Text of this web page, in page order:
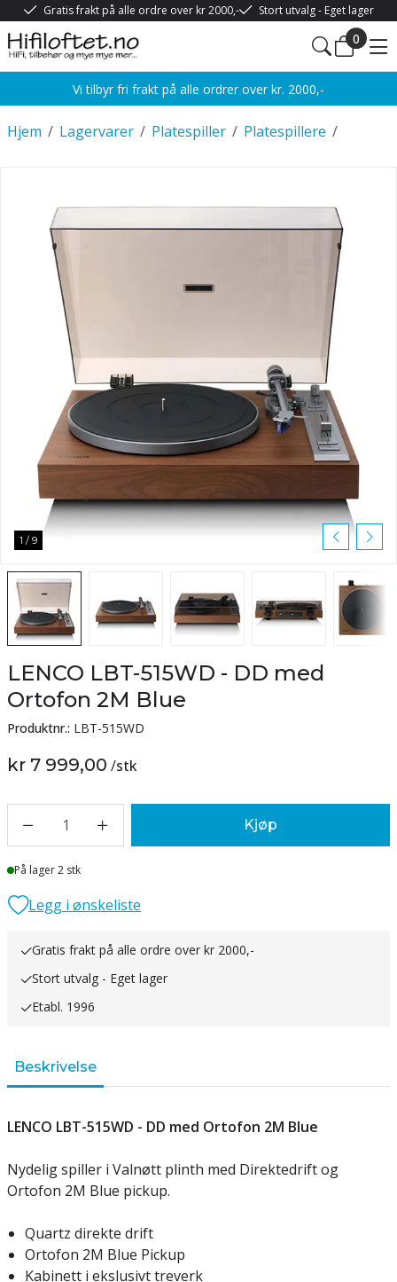
Gratis frakt på alle ordre over kr 2000,- Stort utvalg - Eget lager
0
Vi tilbyr fri frakt på alle ordrer over kr. 2000,-
/
Hjem /
Lagervarer /
Platespiller /
Platespillere
1 / 9
LENCO LBT-515WD - DD med
Ortofon 2M Blue
Produktnr.: LBT-515WD
kr 7 999,00 /stk
1 Kjøp
Lager
På lager 2 stk
Legg i ønskeliste
Gratis frakt på alle ordre over kr 2000,-
Stort utvalg - Eget lager
Etabl. 1996
Beskrivelse
LENCO LBT-515WD - DD med Ortofon 2M Blue
Nydelig spiller i Valnøtt plinth med Direktedrift og
Ortofon 2M Blue pickup.
Quartz direkte drift
Ortofon 2M Blue Pickup
Kabinett i ekslusivt treverk